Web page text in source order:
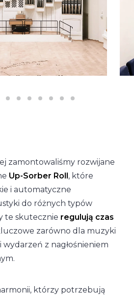
zamontowaliśmy rozwijane
Up-Sorber Roll, które
i automatyczne
do różnych typów
te skutecznie regulują czas
zarówno dla muzyki
wydarzeń z nagłośnieniem
którzy potrzebują